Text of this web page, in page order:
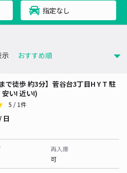
指定なし
示
で徒歩 約3分】菅谷台3丁目H Y T 駐
い! 近い!)
5 / 1件
/ 日
再入庫
可